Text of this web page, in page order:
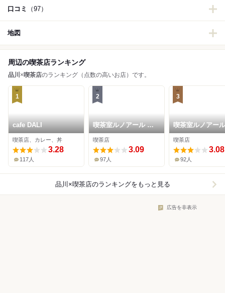
口コミ （97）
地図
周辺の喫茶店ランキング
品川 ×喫茶店のランキング（点数の高いお店）です。
1
cafe DALI
喫茶店、カレー、丼
3.28
117人
2
喫茶室ルノアール 品
川高輪口店
喫茶店
3.09
97人
3
喫茶室ルノアー
川港南口店
喫茶店
3.08
92人
品川×喫茶店のランキングをもっと見る
広告を非表示